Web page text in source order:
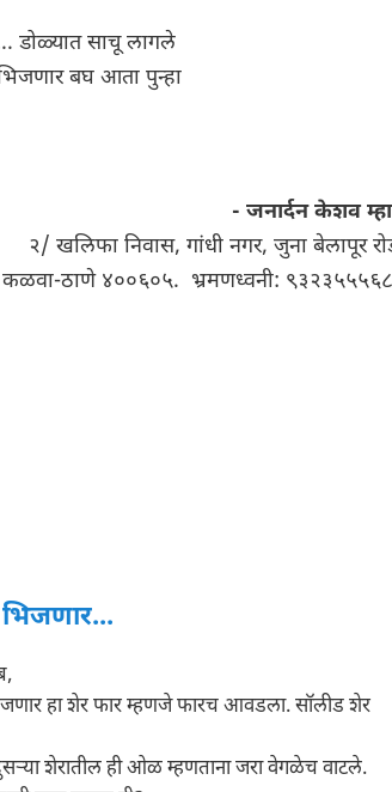
डोळ्यात साचू लागले
बघ आता पुन्हा
- जनार्दन केशव
२/ खलिफा निवास, गांधी नगर, जुना बेलापूर
कळवा-ठाणे ४००६०५. भ्रमणध्वनी:
हा शेर फार म्हणजे फारच आवडला. सॉलीड शेर
शेरातील ही ओळ म्हणताना जरा वेगळेच वाटले.